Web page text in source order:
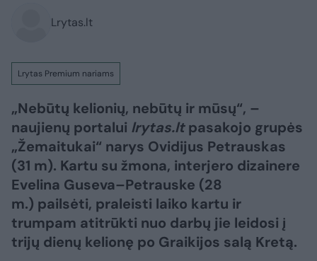
Lrytas.lt
Lrytas Premium nariams
„Nebūtų kelionių, nebūtų ir mūsų“, –
naujienų portalui lrytas.ltpasakojo grupės
„Žemaitukai“ narys Ovidijus Petrauskas
(31 m). Kartu su žmona, interjero dizainere
Evelina Guseva–Petrauske (28
m.) pailsėti, praleisti laiko kartu ir
trumpam atitrūkti nuo darbų jie leidosi į
trijų dienų kelionę po Graikijos salą Kretą.